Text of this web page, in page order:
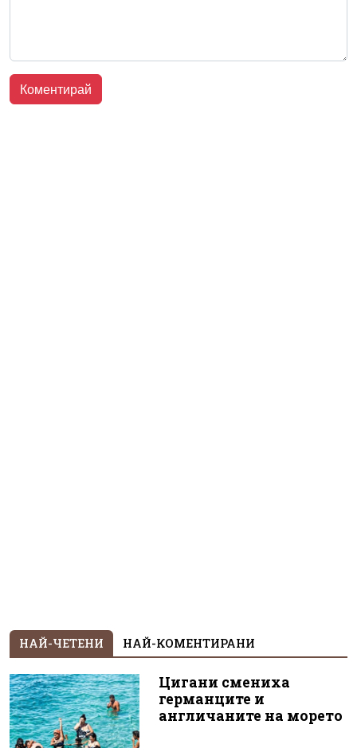
НАЙ-ЧЕТЕНИ НАЙ-КОМЕНТИРАНИ
Цигани смениха
германците и
англичаните на морето